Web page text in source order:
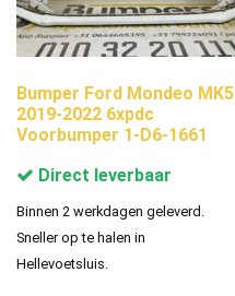
Bumper Ford Mondeo MK5
2019-2022 6xpdc
Voorbumper 1-D6-1661
Direct leverbaar
Binnen 2 werkdagen geleverd.
Sneller op te halen in
Hellevoetsluis.